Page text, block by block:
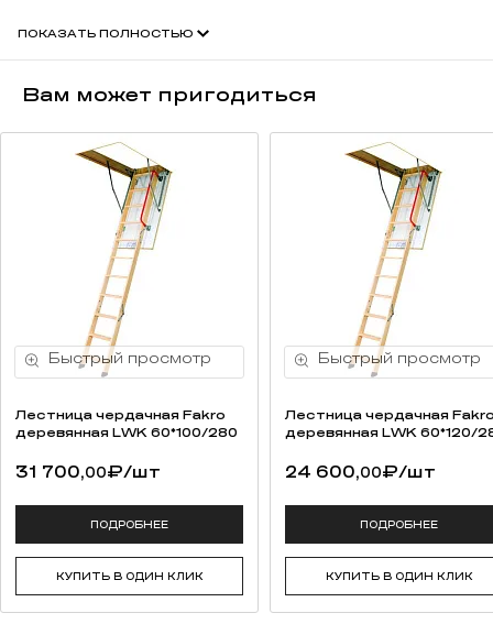
ПОКАЗАТЬ ПОЛНОСТЬЮ
Вам может пригодиться
Лестница чердачная Fakro
деревянная LWK 60*100/280
31 700,00₽/шт
ПОДРОБНЕЕ
КУПИТЬ В ОДИН КЛИК
Лестница чердачная
деревянная LWK 60*120/
24 600,00₽/шт
ПОДРОБНЕЕ
КУПИТЬ В ОДИН КЛИК